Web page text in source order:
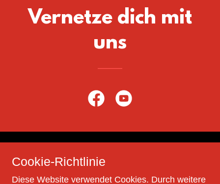
Vernetze dich mit
uns
Copyright © 2019 Nepalhilfe direkt e.V. Alle Rechte
vorbehalten.
Cookie-Richtlinie
Diese Website verwendet Cookies. Durch weitere